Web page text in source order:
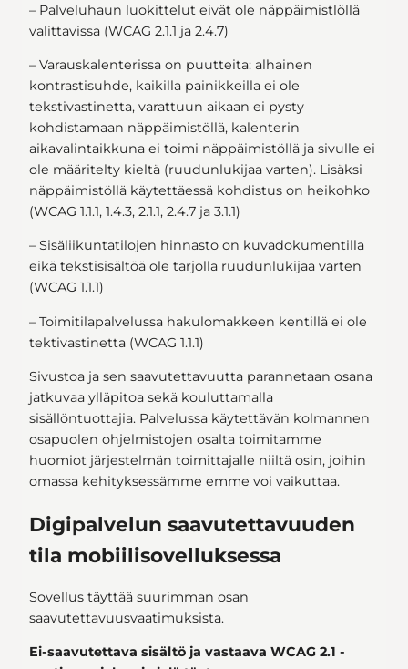
– Palveluhaun luokittelut eivät ole näppäimistlöllä
valittavissa (WCAG 2.1.1 ja 2.4.7)
– Varauskalenterissa on puutteita: alhainen
kontrastisuhde, kaikilla painikkeilla ei ole
tekstivastinetta, varattuun aikaan ei pysty
kohdistamaan näppäimistöllä, kalenterin
aikavalintaikkuna ei toimi näppäimistöllä ja sivulle ei
ole määritelty kieltä (ruudunlukijaa varten). Lisäksi
näppäimistöllä käytettäessä kohdistus on heikohko
(WCAG 1.1.1, 1.4.3, 2.1.1, 2.4.7 ja 3.1.1)
– Sisäliikuntatilojen hinnasto on kuvadokumentilla
eikä tekstisisältöä ole tarjolla ruudunlukijaa varten
(WCAG 1.1.1)
– Toimitilapalvelussa hakulomakkeen kentillä ei ole
tektivastinetta (WCAG 1.1.1)
Sivustoa ja sen saavutettavuutta parannetaan osana
jatkuvaa ylläpitoa sekä kouluttamalla
sisällöntuottajia. Palvelussa käytettävän kolmannen
osapuolen ohjelmistojen osalta toimitamme
huomiot järjestelmän toimittajalle niiltä osin, joihin
omassa kehityksessämme emme voi vaikuttaa.
Digipalvelun saavutettavuuden
tila mobiilisovelluksessa
Sovellus täyttää suurimman osan
saavutettavuusvaatimuksista.
Ei-saavutettava sisältö ja vastaava WCAG 2.1 -